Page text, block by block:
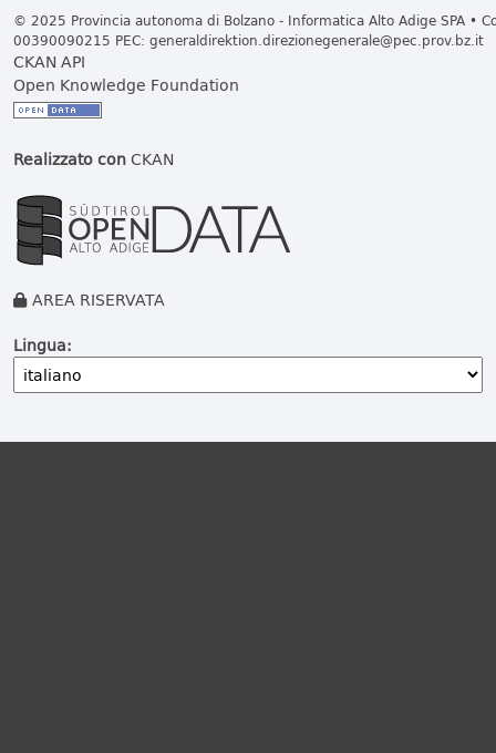
© 2025 Provincia autonoma di Bolzano - Informatica Alto Adige SPA •
00390090215 PEC: generaldirektion.direzionegenerale@pec.prov.bz.it
CKAN API
Open Knowledge Foundation
Realizzato conCKAN
AREA RISERVATA
Lingua